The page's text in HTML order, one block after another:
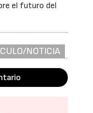
el futuro del
NOTICIA